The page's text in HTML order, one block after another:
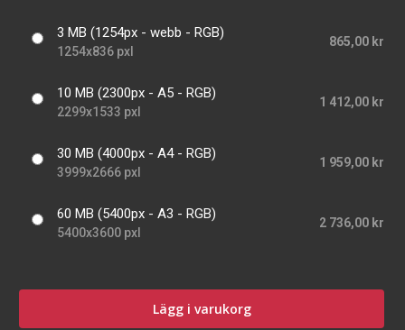
3 MB (1254px - webb - RGB)
1254x836 pxl
865,00 kr
10 MB (2300px - A5 - RGB)
2299x1533 pxl
1 412,00 kr
30 MB (4000px - A4 - RGB)
3999x2666 pxl
1 959,00 kr
60 MB (5400px - A3 - RGB)
5400x3600 pxl
2 736,00 kr
Lägg i varukorg